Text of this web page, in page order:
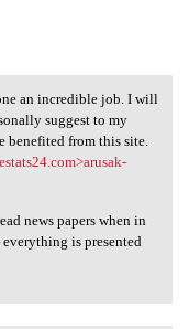
done
an incredible job. I will
suggest to my
benefited from this site.
news papers when in
is presented